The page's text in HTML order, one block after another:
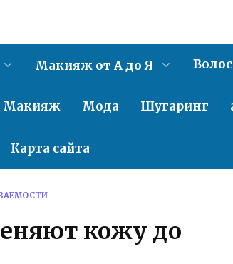
Макияж от А до Я
Макияж Мода Шугаринг
Карта сайта
кожу до